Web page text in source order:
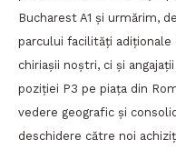
Bucharest A1 și urmărim,
parcului facilități adiționale
chiriașii noștri, ci și
poziției P3 pe piața din
vedere geografic și
deschidere către noi